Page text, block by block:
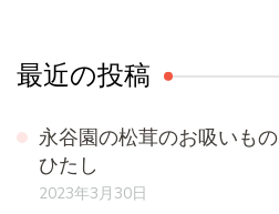
最近の投稿
永谷園の松茸のお吸いも
ひたし
2023年3月30日